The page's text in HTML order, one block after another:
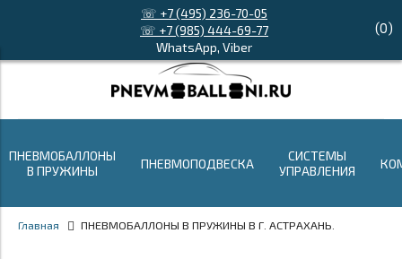
☏ +7 (495) 236-70-05
☏ +7 (985) 444-69-77
WhatsApp, Viber
(0)
ПНЕВМОБАЛЛОНЫ
В ПРУЖИНЫ
ПНЕВМОПОДВЕСКА
СИСТЕМЫ
УПРАВЛЕНИЯ
Главная ПНЕВМОБАЛЛОНЫ В ПРУЖИНЫ В Г. АСТРАХАНЬ.